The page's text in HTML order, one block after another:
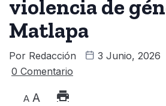
violencia de
Matlapa
Por Redacción 3 Junio, 2026
0 Comentario
A A